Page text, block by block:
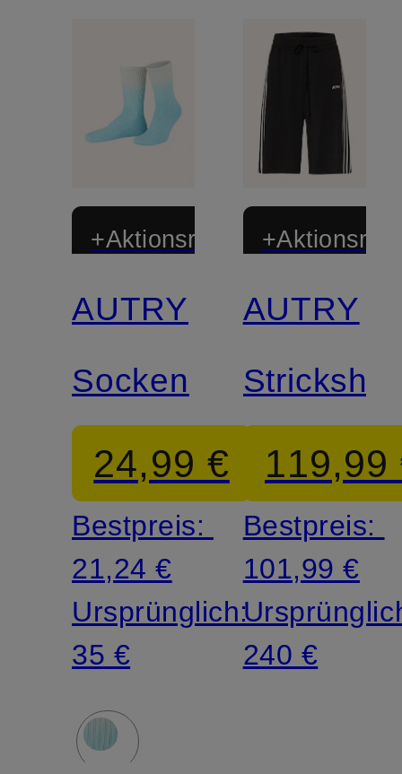
+Aktionsrabatt
AUTRY
Socken
24,99 €
Bestpreis:
21,24 €
Ursprünglich:
35 €
AUTRY
119,99
Bestpreis:
101,99 €
240 €